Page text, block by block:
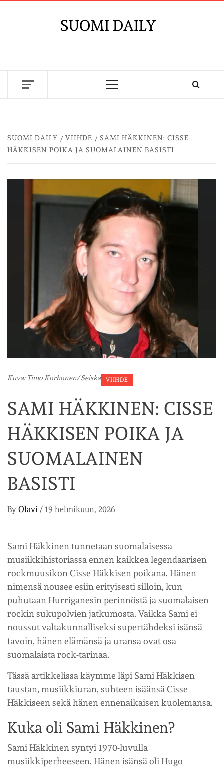
SUOMI DAILY
Primary
SUOMI DAILY VIIHDE
SAMI HÄKKINEN: CISSE
HÄKKISEN POIKA JA SUOMALAINEN BASISTI
Kuva: Timo Korhonen/ Seiska VIIHDE
SAMI HÄKKINEN: CISSE
HÄKKISEN POIKA JA
SUOMALAINEN
BASISTI
By Olavi / 19 helmikuun, 2026
Sami Häkkinen tunnetaan suomalaisessa
musiikkihistoriassa ennen kaikkea legendaarisen
rockmuusikon Cisse Häkkisen poikana. Hänen
nimensä nousee esiin erityisesti silloin, kun
puhutaan Hurriganesin perinnöstä ja suomalaisen
rockin sukupolvien jatkumosta. Vaikka Sami ei
noussut valtakunnalliseksi supertähdeksi isänsä
tavoin, hänen elämänsä ja uransa ovat osa
suomalaista rock-tarinaa.
Tässä artikkelissa käymme läpi Sami Häkkisen
taustan, musiikkiuran, suhteen isäänsä Cisse
Häkkiseen sekä hänen ennenaikaisen kuolemansa.
Kuka oli Sami Häkkinen?
Sami Häkkinen syntyi 1970-luvulla
musiikkiperheeseen. Hänen isänsä oli Hugo